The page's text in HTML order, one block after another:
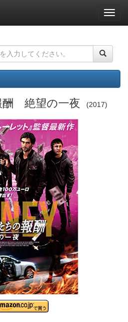
ナ
ビ
ー
ョ
ン
酬 絶望の一夜
2017